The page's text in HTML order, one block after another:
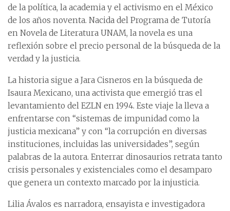
de la política, la academia y el activismo en el México
de los años noventa. Nacida del Programa de Tutoría
en Novela de Literatura UNAM, la novela es una
reflexión sobre el precio personal de la búsqueda de la
verdad y la justicia.
La historia sigue a Jara Cisneros en la búsqueda de
Isaura Mexicano, una activista que emergió tras el
levantamiento del EZLN en 1994. Este viaje la lleva a
enfrentarse con “sistemas de impunidad como la
justicia mexicana” y con “la corrupción en diversas
instituciones, incluidas las universidades”, según
palabras de la autora. Enterrar dinosaurios retrata tanto
crisis personales y existenciales como el desamparo
que genera un contexto marcado por la injusticia.
Lilia Ávalos es narradora, ensayista e investigadora